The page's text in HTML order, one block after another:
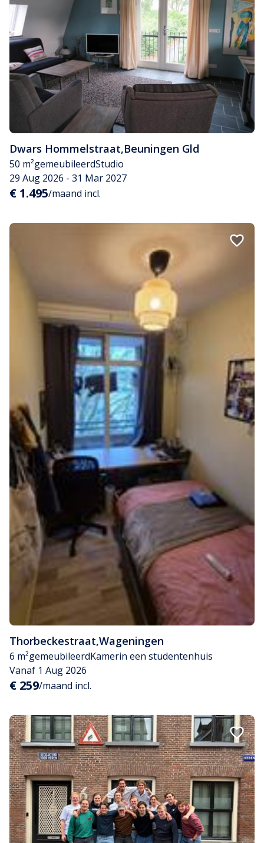
Dwars Hommelstraat,Beuningen Gld
50 m²gemeubileerdStudio
29 Aug 2026 - 31 Mar 2027
€ 1.495/maand incl.
Thorbeckestraat,Wageningen
6 m²gemeubileerdKamerin een studentenhuis
Vanaf 1 Aug 2026
€ 259/maand incl.